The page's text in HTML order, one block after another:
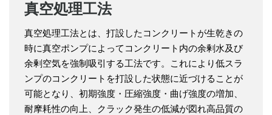
真空処理工法
真空処理工法とは、打設したコンクリートが生乾きの
時に真空ポンプによってコンクリート内の余剰水及び
余剰空気を強制吸引する工法です。これにより低スラ
ンプのコンクリートを打設した状態に近づけることが
可能となり、初期強度・圧縮強度・曲げ強度の増加、
耐摩耗性の向上、クラック発生の低減が図れ高品質の